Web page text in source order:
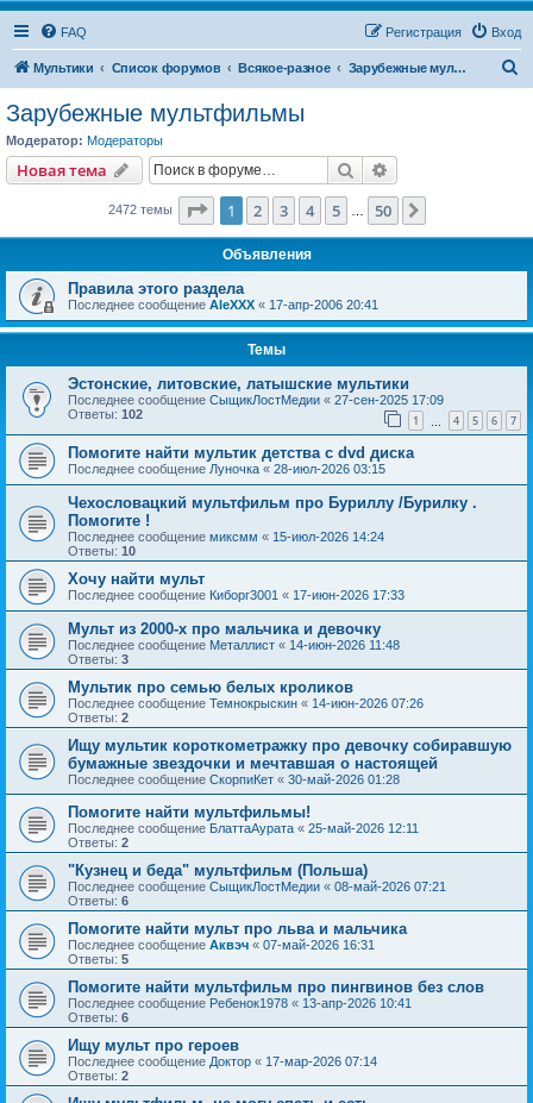
FAQ Вход
Регистрация
Мультики Список форумов Всякое-разное Зарубежные мультфильмы
Зарубежные мультфильмы
Модератор: Модераторы
Новая тема Поиск
2472 темы Страница из 50
1 2 3 4 5 50
Объявления
Правила этого раздела
Последнее сообщение AleXXX « 17-апр-2006 20:41
Темы
Эстонские, литовские, латышские мультики
Последнее сообщение СыщикЛостМедии « 27-сен-2025 17:09
Ответы: 102 1 4 5 6 7
Помогите найти мультик детства с dvd диска
Последнее сообщение Луночка « 28-июл-2026 03:15
Чехословацкий мультфильм про Буриллу /Бурилку .
Помогите !
Последнее сообщение миксмм « 15-июл-2026 14:24
Ответы: 10
Хочу найти мульт
Последнее сообщение Киборг3001 « 17-июн-2026 17:33
Мульт из 2000-х про мальчика и девочку
Последнее сообщение Металлист « 14-июн-2026 11:48
Ответы: 3
Мультик про семью белых кроликов
Последнее сообщение Темнокрыскин « 14-июн-2026 07:26
Ответы: 2
Ищу мультик короткометражку про девочку собиравшую
бумажные звездочки и мечтавшая о настоящей
Последнее сообщение СкорпиКет « 30-май-2026 01:28
Помогите найти мультфильмы!
Последнее сообщение БлаттаАурата « 25-май-2026 12:11
Ответы: 2
"Кузнец и беда" мультфильм (Польша)
Последнее сообщение СыщикЛостМедии « 08-май-2026 07:21
Ответы: 6
Помогите найти мульт про льва и мальчика
Последнее сообщение Аквэч « 07-май-2026 16:31
Ответы: 5
Помогите найти мультфильм про пингвинов без слов
Последнее сообщение Ребенок1978 « 13-апр-2026 10:41
Ответы: 6
Ищу мульт про героев
Последнее сообщение Доктор « 17-мар-2026 07:14
Ответы: 2